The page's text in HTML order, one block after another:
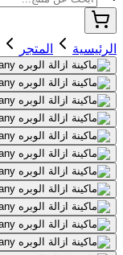
الرئيسية المتجر